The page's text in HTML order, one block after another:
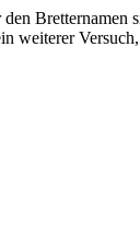
Bretternamen